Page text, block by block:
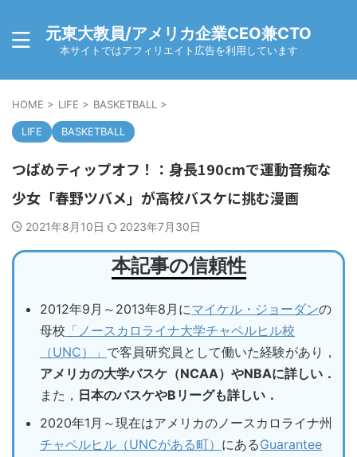
元東大教員/アメリカ企業CEO兼CTO
本サイトではアフィリエイト広告を利用しています
HOME > LIFE > BASKETBALL >
LIFE BASKETBALL
つばめティップオフ！：身長190cmで運動音痴な
少女「春野ツバメ」が高校バスケに挑む漫画
2021年8月10日 2023年7月30日
本記事の信頼性
2012年9月～2013年8月にマイケル・ジョーダンの
母校 「ノースカロライナ大学チャペルヒル校
（UNC）」 で客員研究員として働いた経験があり，
アメリカの大学バスケ（NCAA）やNBAに詳しい．
また， 日本のバスケやBリーグも詳しい．
2020年1月～現在はアメリカのノースカロライナ州
チャペルヒル（UNCがある町） にあるGuarantee